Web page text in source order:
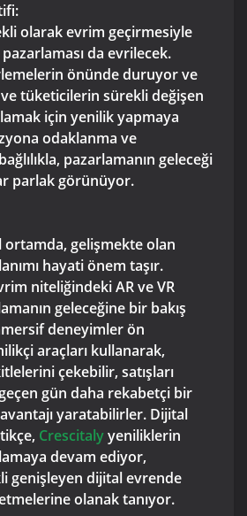
olarak evrim geçirmesiyle
da evrilecek.
önünde duruyor ve
ve tüketicilerin sürekli değişen
için yenilik yapmaya
odaklanma ve
pazarlamanın geleceği
parlak görünüyor.
gelişmekte olan
hayati önem taşır.
niteliğindeki AR ve VR
geleceğine bir bakış
deneyimler ön
araçları kullanarak,
çekebilir, satışları
gün daha rekabetçi bir
yaratabilirler. Dijital
Crescitalyyeniliklerin
devam ediyor,
genişleyen dijital evrende
olanak tanıyor.